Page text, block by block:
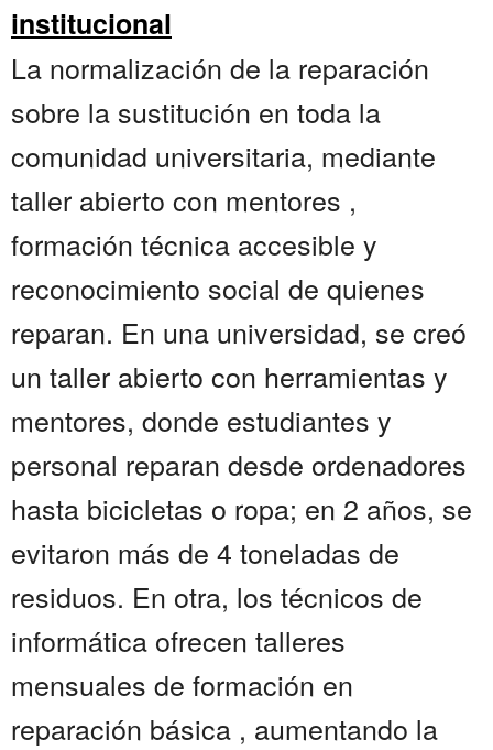
institucional
La normalización de la reparación
sobre la sustitución en toda la
comunidad universitaria, mediante
taller abierto con mentores ,
formación técnica accesible y
reconocimiento social de quienes
reparan. En una universidad, se creó
un taller abierto con herramientas y
mentores, donde estudiantes y
personal reparan desde ordenadores
hasta bicicletas o ropa; en 2 años, se
evitaron más de 4 toneladas de
residuos. En otra, los técnicos de
informática ofrecen talleres
mensuales de formación en
reparación básica , aumentando la